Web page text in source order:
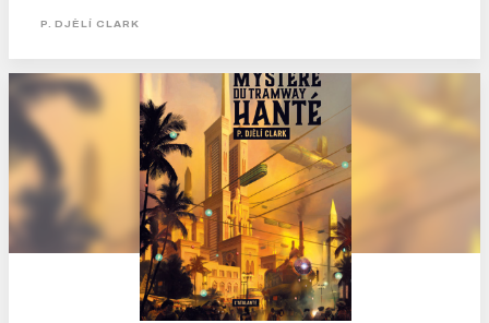
nos livres d’histoire avec Le mystère du tramway hanté. Nous sommes en
internationale. C’est...
P. DJÈLÍ CLARK